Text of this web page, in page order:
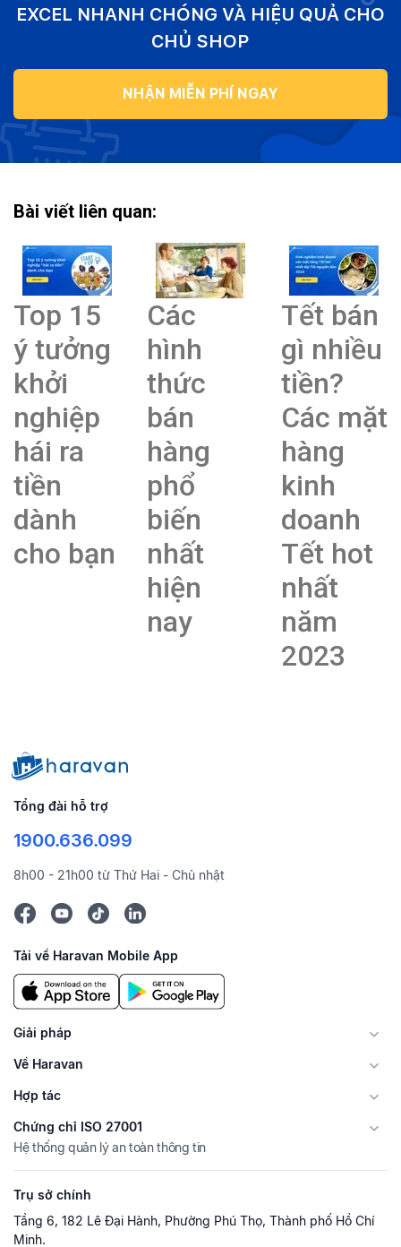
EXCEL NHANH CHÓNG VÀ HIỆU QUẢ CHO
CHỦ SHOP
NHẬN MIỄN PHÍ NGAY
Bài viết liên quan:
Top 15
ý tưởng
khởi
nghiệp
hái ra
tiền
dành
cho bạn
Các
hình
thức
bán
hàng
phổ
biến
nhất
hiện
nay
Tết bán
gì nhiều
tiền?
Các mặt
hàng
kinh
doanh
Tết hot
nhất
năm
2023
Tổng đài hỗ trợ
1900.636.099
8h00 - 21h00 từ Thứ Hai - Chủ nhật
Tải về Haravan Mobile App
Giải pháp
Về Haravan
Hợp tác
Chứng chỉ ISO 27001
Hệ thống quản lý an toàn thông tin
Trụ sở chính
Tầng 6, 182 Lê Đại Hành, Phường Phú Thọ, Thành phố Hồ Chí
Minh.